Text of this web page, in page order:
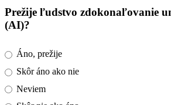
Prežije ľudstvo zdokonaľovanie
(AI)?
Áno, prežije
Skôr áno ako nie
Neviem